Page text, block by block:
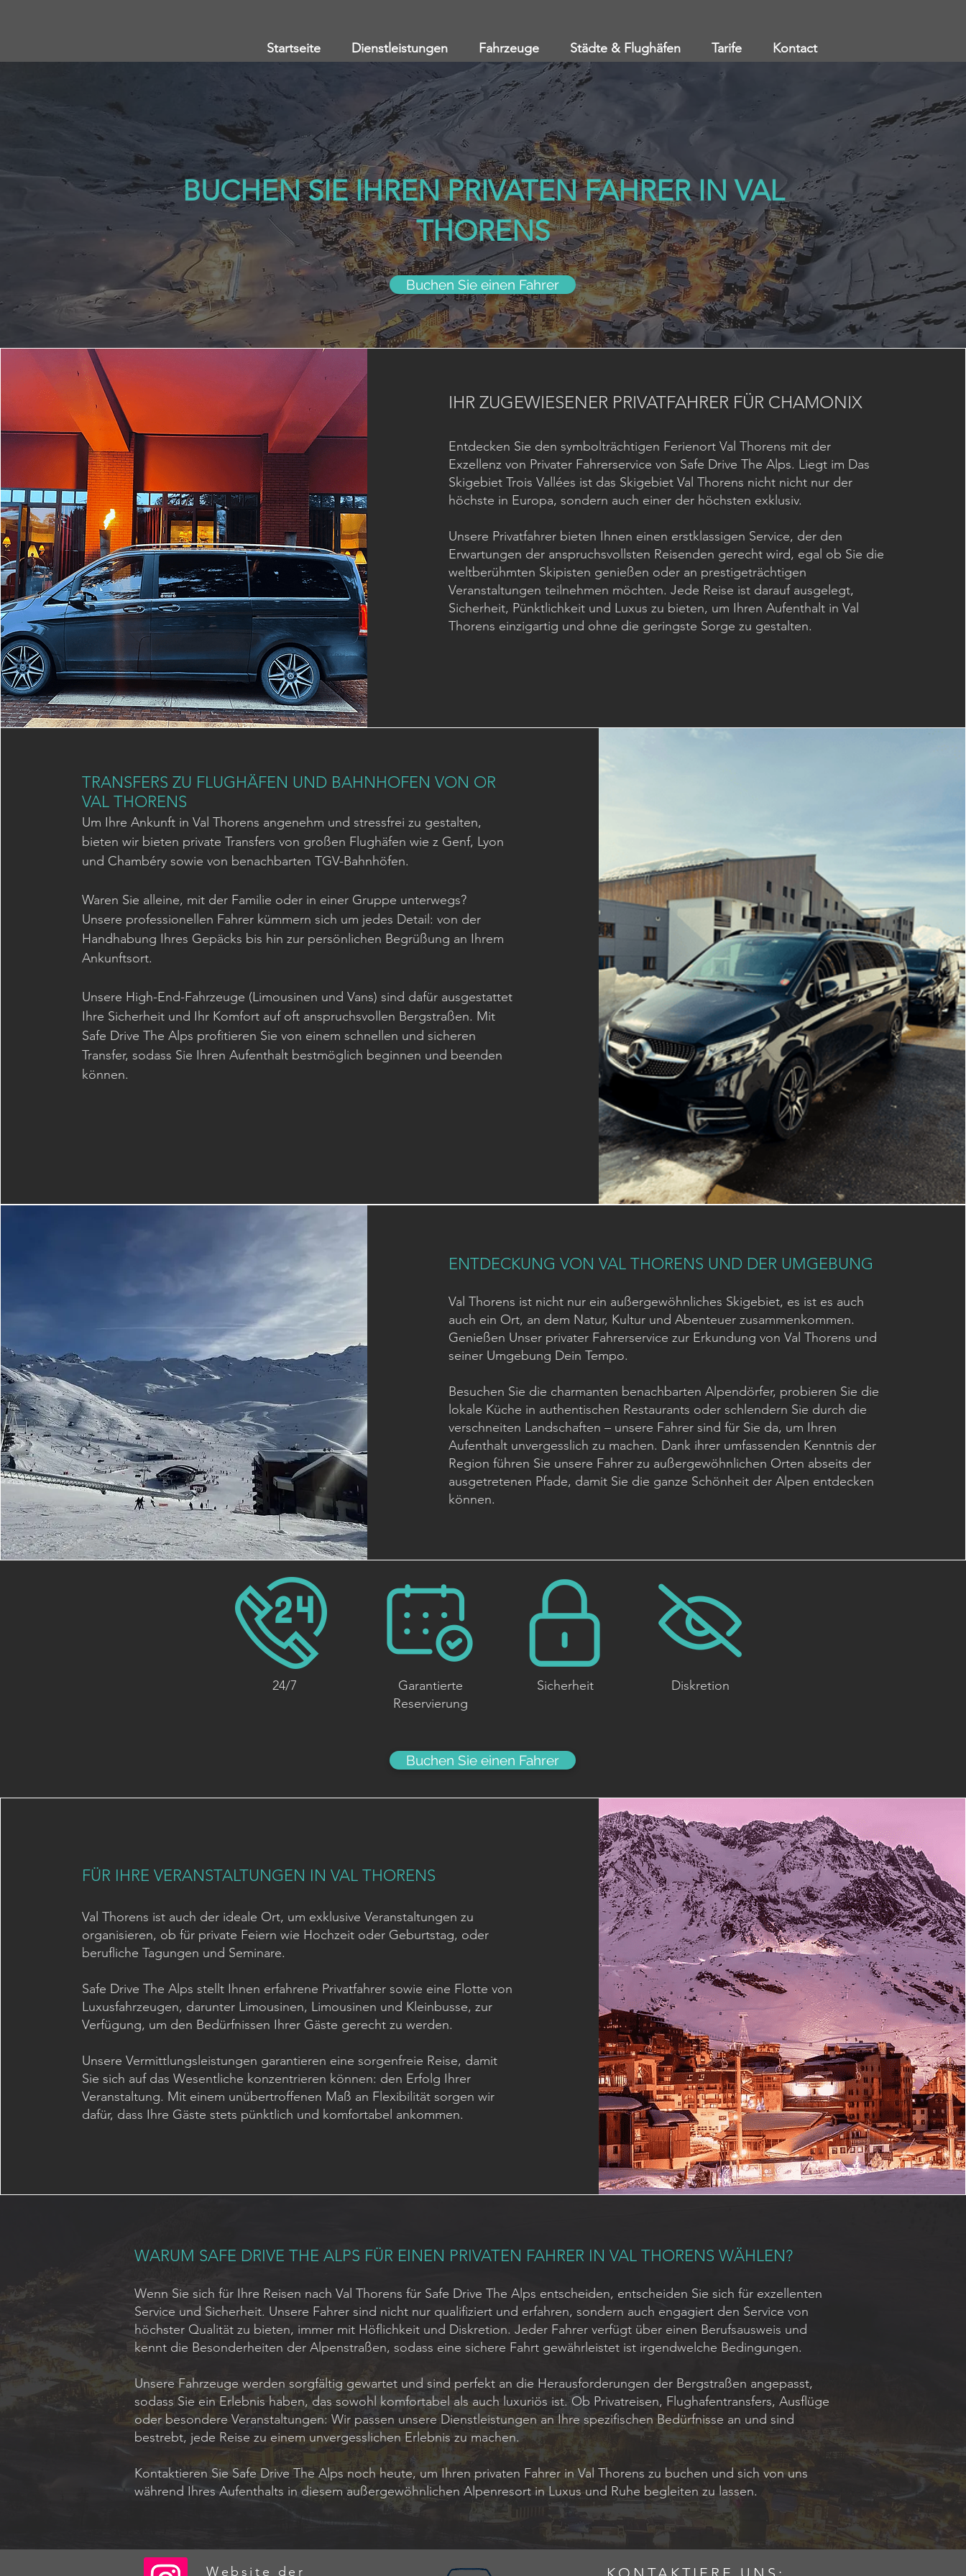
Startseite Dienstleistungen Fahrzeuge Städte & Flughäfen Tarife Kontact
BUCHEN SIE IHREN PRIVATEN FAHRER IN VAL
THORENS
Buchen Sie einen Fahrer
IHR ZUGEWIESENER PRIVATFAHRER FÜR CHAMONIX
Entdecken Sie den symbolträchtigen Ferienort Val Thorens mit der
Exzellenz von Privater Fahrerservice von Safe Drive The Alps. Liegt im Das
Skigebiet Trois Vallées ist das Skigebiet Val Thorens nicht nicht nur der
höchste in Europa, sondern auch einer der höchsten exklusiv.
Unsere Privatfahrer bieten Ihnen einen erstklassigen Service, der den
Erwartungen der anspruchsvollsten Reisenden gerecht wird, egal ob Sie die
weltberühmten Skipisten genießen oder an prestigeträchtigen
Veranstaltungen teilnehmen möchten. Jede Reise ist darauf ausgelegt,
Sicherheit, Pünktlichkeit und Luxus zu bieten, um Ihren Aufenthalt in Val
Thorens einzigartig und ohne die geringste Sorge zu gestalten.
TRANSFERS ZU FLUGHÄFEN UND BAHNHOFEN VON OR
VAL THORENS
Um Ihre Ankunft in Val Thorens angenehm und stressfrei zu gestalten,
bieten wir bieten private Transfers von großen Flughäfen wie z Genf, Lyon
und Chambéry sowie von benachbarten TGV-Bahnhöfen.
Waren Sie alleine, mit der Familie oder in einer Gruppe unterwegs?
Unsere professionellen Fahrer kümmern sich um jedes Detail: von der
Handhabung Ihres Gepäcks bis hin zur persönlichen Begrüßung an Ihrem
Ankunftsort.
Unsere High-End-Fahrzeuge (Limousinen und Vans) sind dafür ausgestattet
Ihre Sicherheit und Ihr Komfort auf oft anspruchsvollen Bergstraßen. Mit
Safe Drive The Alps profitieren Sie von einem schnellen und sicheren
Transfer, sodass Sie Ihren Aufenthalt bestmöglich beginnen und beenden
können.
ENTDECKUNG VON VAL THORENS UND DER UMGEBUNG
Val Thorens ist nicht nur ein außergewöhnliches Skigebiet, es ist es auch
auch ein Ort, an dem Natur, Kultur und Abenteuer zusammenkommen.
Genießen Unser privater Fahrerservice zur Erkundung von Val Thorens und
seiner Umgebung Dein Tempo.
Besuchen Sie die charmanten benachbarten Alpendörfer, probieren Sie die
lokale Küche in authentischen Restaurants oder schlendern Sie durch die
verschneiten Landschaften – unsere Fahrer sind für Sie da, um Ihren
Aufenthalt unvergesslich zu machen. Dank ihrer umfassenden Kenntnis der
Region führen Sie unsere Fahrer zu außergewöhnlichen Orten abseits der
ausgetretenen Pfade, damit Sie die ganze Schönheit der Alpen entdecken
können.
24/7
Garantierte
Reservierung
Sicherheit Diskretion
Buchen Sie einen Fahrer
FÜR IHRE VERANSTALTUNGEN IN VAL THORENS
Val Thorens ist auch der ideale Ort, um exklusive Veranstaltungen zu
organisieren, ob für private Feiern wie Hochzeit oder Geburtstag, oder
berufliche Tagungen und Seminare.
Safe Drive The Alps stellt Ihnen erfahrene Privatfahrer sowie eine Flotte von
Luxusfahrzeugen, darunter Limousinen, Limousinen und Kleinbusse, zur
Verfügung, um den Bedürfnissen Ihrer Gäste gerecht zu werden.
Unsere Vermittlungsleistungen garantieren eine sorgenfreie Reise, damit
Sie sich auf das Wesentliche konzentrieren können: den Erfolg Ihrer
Veranstaltung. Mit einem unübertroffenen Maß an Flexibilität sorgen wir
dafür, dass Ihre Gäste stets pünktlich und komfortabel ankommen.
WARUM SAFE DRIVE THE ALPS FÜR EINEN PRIVATEN FAHRER IN VAL THORENS WÄHLEN?
Wenn Sie sich für Ihre Reisen nach Val Thorens für Safe Drive The Alps entscheiden, entscheiden Sie sich für exzellenten
Service und Sicherheit. Unsere Fahrer sind nicht nur qualifiziert und erfahren, sondern auch engagiert den Service von
höchster Qualität zu bieten, immer mit Höflichkeit und Diskretion. Jeder Fahrer verfügt über einen Berufsausweis und
kennt die Besonderheiten der Alpenstraßen, sodass eine sichere Fahrt gewährleistet ist irgendwelche Bedingungen.
Unsere Fahrzeuge werden sorgfältig gewartet und sind perfekt an die Herausforderungen der Bergstraßen angepasst,
sodass Sie ein Erlebnis haben, das sowohl komfortabel als auch luxuriös ist. Ob Privatreisen, Flughafentransfers, Ausflüge
oder besondere Veranstaltungen: Wir passen unsere Dienstleistungen an Ihre spezifischen Bedürfnisse an und sind
bestrebt, jede Reise zu einem unvergesslichen Erlebnis zu machen.
Kontaktieren Sie Safe Drive The Alps noch heute, um Ihren privaten Fahrer in Val Thorens zu buchen und sich von uns
während Ihres Aufenthalts in diesem außergewöhnlichen Alpenresort in Luxus und Ruhe begleiten zu lassen.
Website der